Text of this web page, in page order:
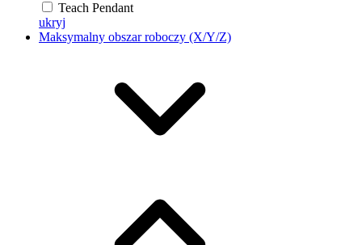
Teach Pendant
ukryj
Maksymalny obszar roboczy (X/Y/Z)